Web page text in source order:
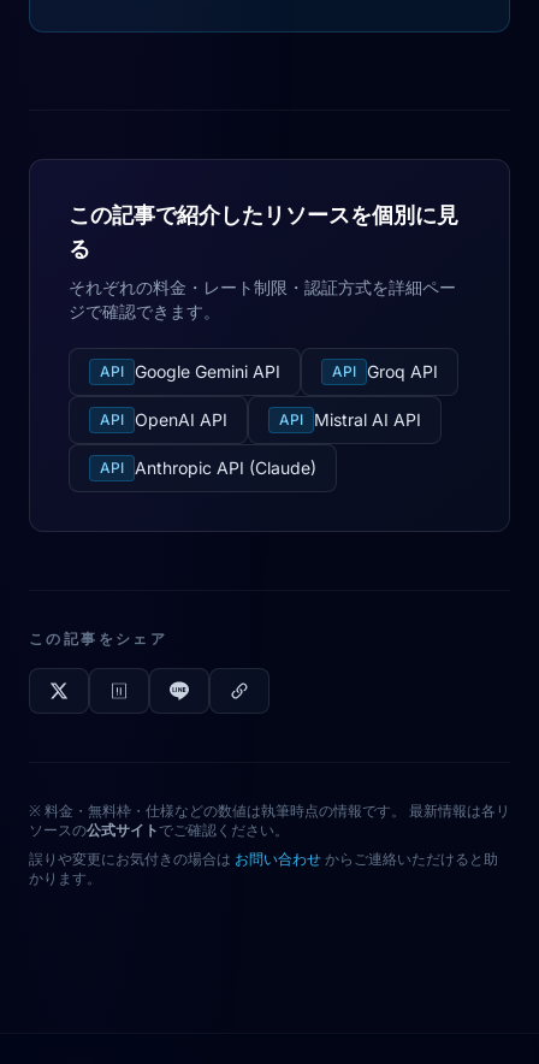
この記事で紹介したリソースを個別に見
る
それぞれの料金・レート制限・認証方式を詳細ペー
ジで確認できます。
API Google Gemini API API Groq API
API OpenAI API API Mistral AI API
API Anthropic API (Claude)
この記事をシェア
※ 料金・無料枠・仕様などの数値は執筆時点の情報です。 最新情報は各リ
ソースの公式サイト でご確認ください。
誤りや変更にお気付きの場合は お問い合わせ からご連絡いただけると助
かります。